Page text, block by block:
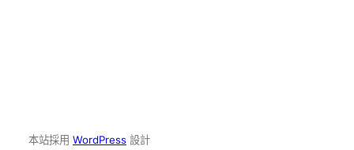
本站採用 WordPress 設計